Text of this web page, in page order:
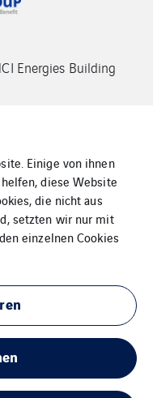
Energies Building
Einige von ihnen
diese Website
die nicht aus
setzten wir nur mit
einzelnen Cookies